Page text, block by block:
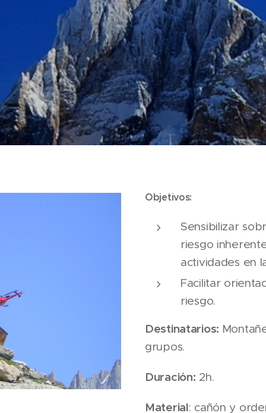
Objetivos:
Sensibilizar
riesgo
actividades en
Facilitar
riesgo.
Destinatarios:
grupos.
Duración: 2h.
Material: cañón y